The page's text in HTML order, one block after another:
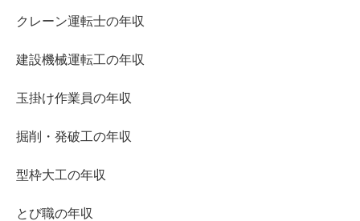
クレーン運転士の年収
建設機械運転工の年収
玉掛け作業員の年収
掘削・発破工の年収
型枠大工の年収
とび職の年収